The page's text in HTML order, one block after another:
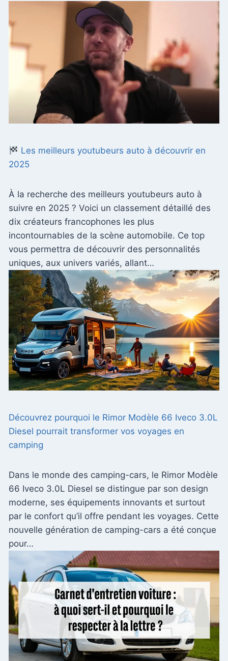
Les meilleurs youtubeurs auto à découvrir en
2025
À la recherche des meilleurs youtubeurs auto à
suivre en 2025 ? Voici un classement détaillé des
dix créateurs francophones les plus
incontournables de la scène automobile. Ce top
vous permettra de découvrir des personnalités
uniques, aux univers variés, allant…
Découvrez pourquoi le Rimor Modèle 66 Iveco 3.0L
Diesel pourrait transformer vos voyages en
camping
Dans le monde des camping-cars, le Rimor Modèle
66 Iveco 3.0L Diesel se distingue par son design
moderne, ses équipements innovants et surtout
par le confort qu’il offre pendant les voyages. Cette
nouvelle génération de camping-cars a été conçue
pour…